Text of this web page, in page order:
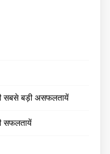
सबसे बड़ी असफलतायें
सफलतायें